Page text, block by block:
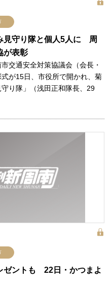
見守り隊と個人5人に 周
が表彰
交通安全対策協議会（会長・
が15日、市役所で開かれ、菊
り隊」（浅田正和隊長、29
ゼントも 22日・かつまよ